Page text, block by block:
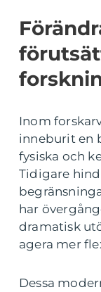
Inom
inneburit en
fysiska och
Tidigare
har
dramatisk
agera mer
Dessa